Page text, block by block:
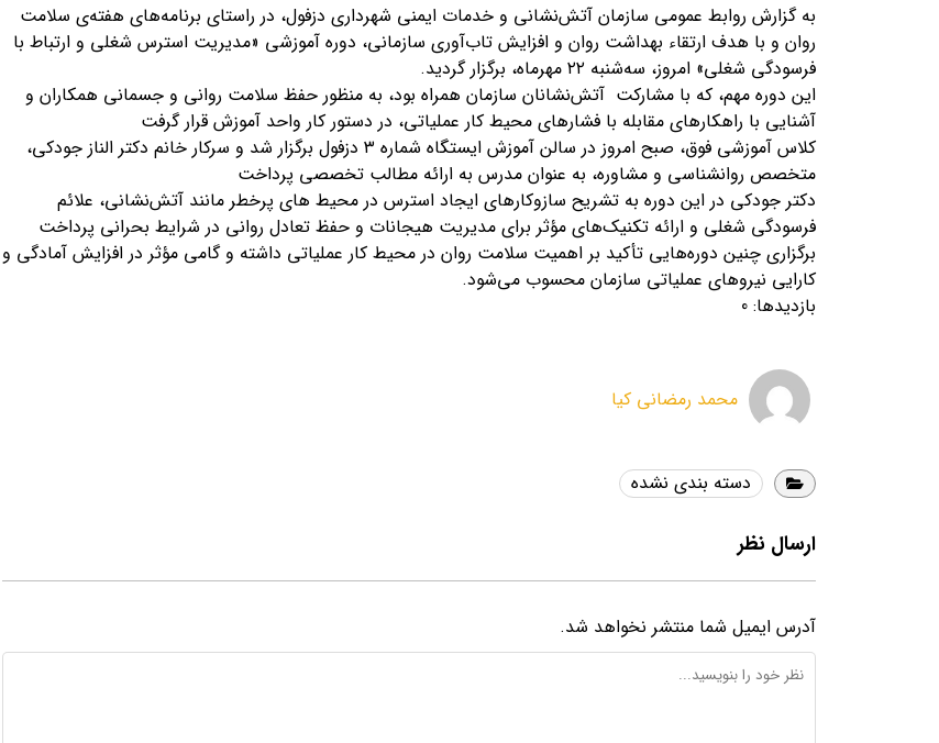
به گزارش روابط عمومی سازمان آتش‌نشانی و خدمات ایمنی شهرداری دزفول، در راستای برنامه‌های هفته‌ی سلامت
روان و با هدف ارتقاء بهداشت روان و افزایش تاب‌آوری سازمانی، دوره آموزشی «مدیریت استرس شغلی و ارتباط با
فرسودگی شغلی» امروز، سه‌شنبه ۲۲ مهرماه، برگزار گردید.
این دوره مهم، که با مشارکت آتش‌نشانان سازمان همراه بود، به منظور حفظ سلامت روانی و جسمانی همکاران و
آشنایی با راهکارهای مقابله با فشارهای محیط کار عملیاتی، در دستور کار واحد آموزش قرار گرفت
کلاس آموزشی فوق، صبح امروز در سالن آموزش ایستگاه شماره ۳ دزفول برگزار شد و سرکار خانم دکتر الناز جودکی،
متخصص روانشناسی و مشاوره، به عنوان مدرس به ارائه مطالب تخصصی پرداخت
دکتر جودکی در این دوره به تشریح سازوکارهای ایجاد استرس در محیط‌ های پرخطر مانند آتش‌نشانی، علائم
فرسودگی شغلی و ارائه تکنیک‌های مؤثر برای مدیریت هیجانات و حفظ تعادل روانی در شرایط بحرانی پرداخت
برگزاری چنین دوره‌هایی تأکید بر اهمیت سلامت روان در محیط کار عملیاتی داشته و گامی مؤثر در افزایش آمادگی و
کارایی نیروهای عملیاتی سازمان محسوب می‌شود.
بازدیدها: 0
محمد رمضانی کیا
دسته بندی نشده
ارسال نظر
آدرس ایمیل شما منتشر نخواهد شد.